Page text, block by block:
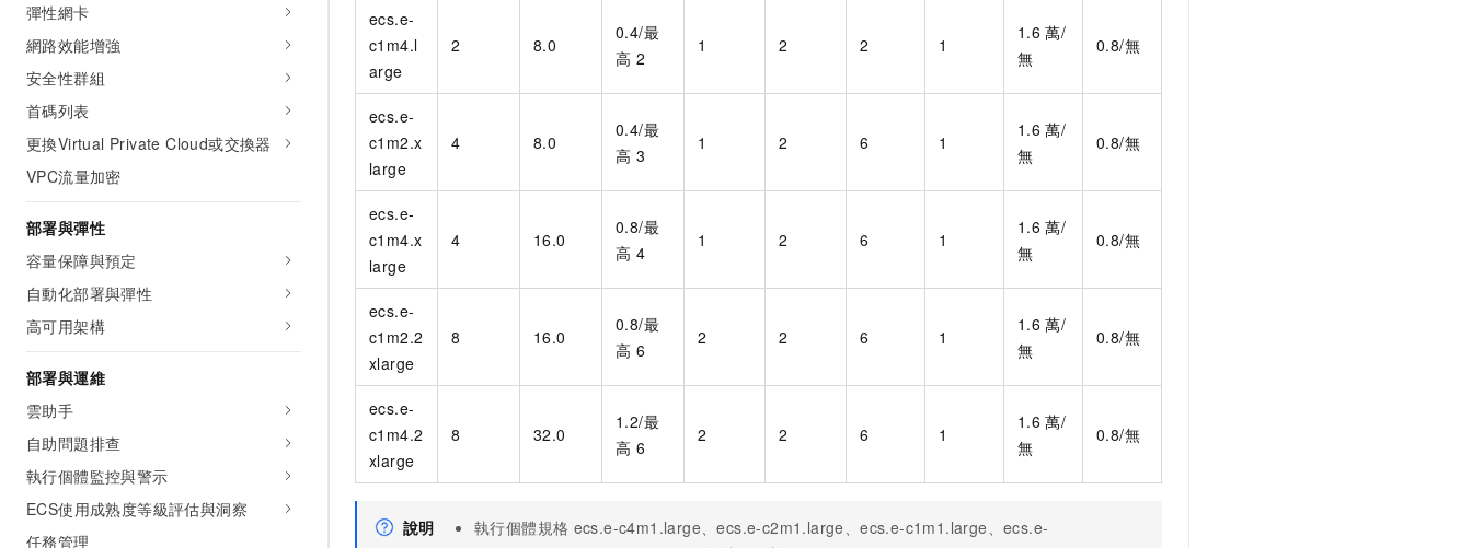
彈性網卡
網路效能增強
安全性群組
首碼列表
更換Virtual Private Cloud或交換器
VPC流量加密
部署與彈性
容量保障與預定
自動化部署與彈性
高可用架構
部署與運維
雲助手
自助問題排查
執行個體監控與警示
ECS使用成熟度等級評估與洞察
任務管理
ecs.e-
c1m4.l
arge
2 8.0
0.4/最
高 2
1 2 2 1
1.6 萬/
無
0.8/無
ecs.e-
c1m2.x
large
4 8.0
0.4/最
高 3
1 2 6 1
1.6 萬/
無
0.8/無
ecs.e-
c1m4.x
large
4 16.0
0.8/最
高 4
1 2 6 1
1.6 萬/
無
0.8/無
ecs.e-
c1m2.2
xlarge
8 16.0
0.8/最
高 6
2 2 6 1
1.6 萬/
無
0.8/無
ecs.e-
c1m4.2
xlarge
8 32.0
1.2/最
高 6
2 2 6 1
1.6 萬/
無
0.8/無
說明 執行個體規格 ecs.e-c4m1.large、ecs.e-c2m1.large、ecs.e-c1m1.large、ecs.e-